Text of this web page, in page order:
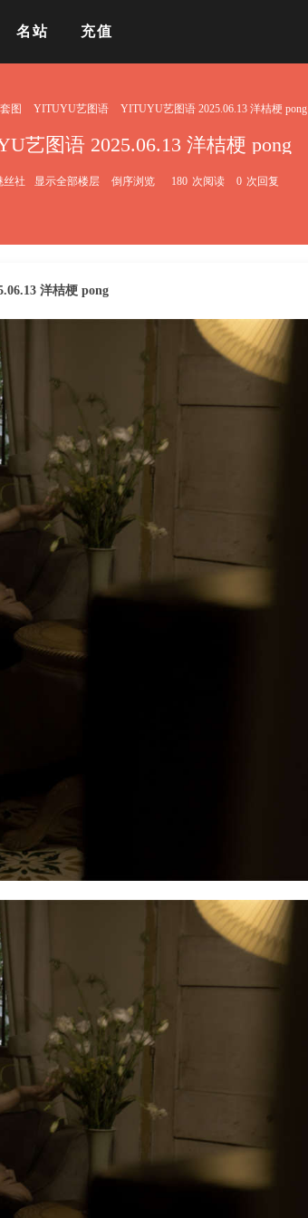
名站 充值
图 YITUYU艺图语 YITUYU艺图语 2025.06.13 洋桔梗 pong
艺图语 2025.06.13 洋桔梗 pong
丝社 显示全部楼层 倒序浏览 180 次阅读 0 次回复
洋桔梗 pong